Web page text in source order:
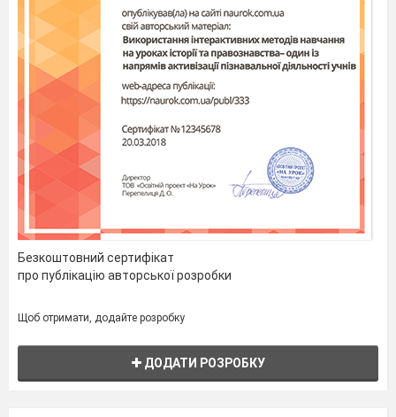
Безкоштовний сертифікат
про публікацію авторської розробки
Щоб отримати, додайте розробку
ДОДАТИ РОЗРОБКУ